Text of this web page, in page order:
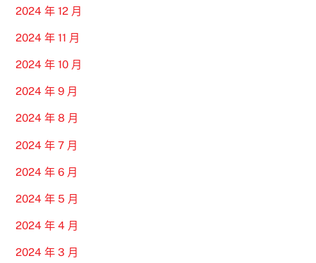
2024 年 12 月
2024 年 11 月
2024 年 10 月
2024 年 9 月
2024 年 8 月
2024 年 7 月
2024 年 6 月
2024 年 5 月
2024 年 4 月
2024 年 3 月